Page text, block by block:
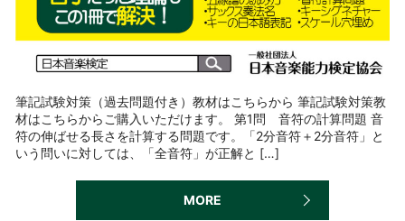
筆記試験対策（過去問題付き）教材はこちらから 筆記試験対策教
材はこちらからご購入いただけます。 第1問 音符の計算問題 音
符の伸ばせる長さを計算する問題です。「2分音符＋2分音符」と
いう問いに対しては、「全音符」が正解と […]
MORE